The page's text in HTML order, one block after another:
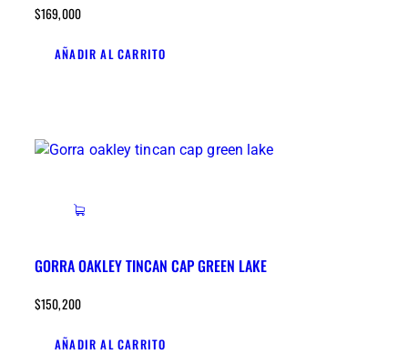
$169,000
AÑADIR AL CARRITO
GORRA OAKLEY TINCAN CAP GREEN LAKE
$150,200
AÑADIR AL CARRITO